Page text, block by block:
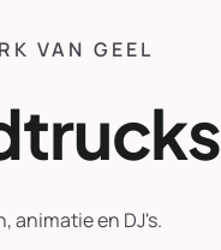
VAN GEEL
animatie en DJ's.